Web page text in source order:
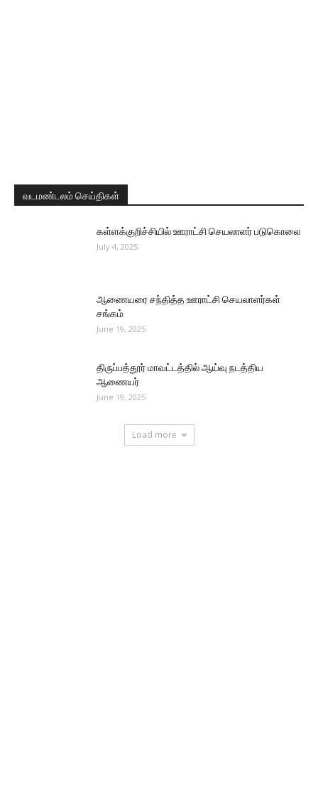
வடமண்டலம் செய்திகள்
கள்ளக்குறிச்சியில் ஊராட்சி செயலாளர் படுகொலை
July 4, 2025
ஆணையரை சந்தித்த ஊராட்சி செயலாளர்கள்
சங்கம்
June 19, 2025
திருப்பத்தூர் மாவட்டத்தில் ஆய்வு நடத்திய
ஆணையர்
June 19, 2025
Load more